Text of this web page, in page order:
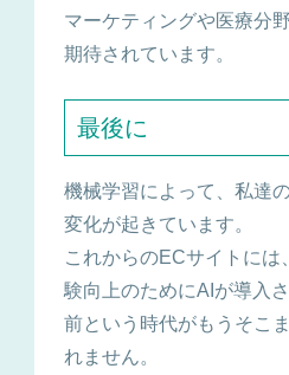
マーケティングや医療分
期待されています。
最後に
機械学習によって、私達
変化が起きています。
これからのECサイトには
験向上のためにAIが導入
前という時代がもうそこ
れません。